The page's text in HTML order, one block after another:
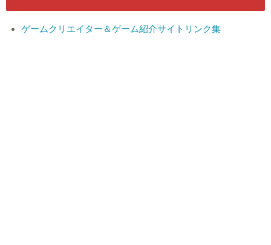
ゲームクリエイター＆ゲーム紹介サイトリンク集